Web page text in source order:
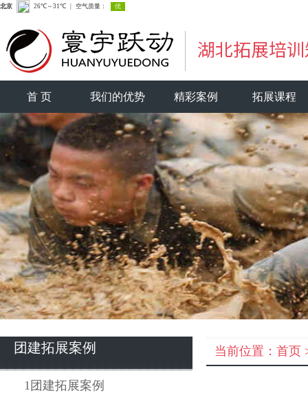
首 页 我们的优势 精彩案例 拓展课程
团建拓展案例
1团建拓展案例
当前位置： 首页